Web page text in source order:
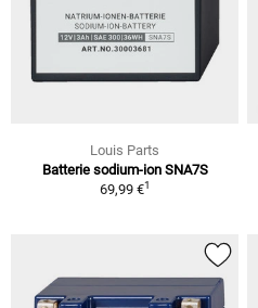
Louis Parts
Batterie sodium-ion SNA7S
69,99 €1